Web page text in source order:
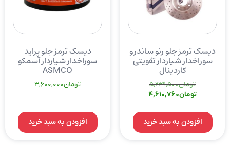
دیسک ترمز جلو رنو ساندرو
سوراخدار شیاردار تقویتی
کاردینال
تومان5,239,500
تومان4,610,760
افزودن به سبد خرید
دیسک ترمز جلو پراید
سوراخدار شیاردار آسمکو
ASMCO
تومان3,600,000
افزودن به سبد خرید